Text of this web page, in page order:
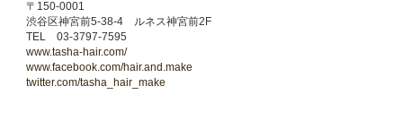
〒150-0001
渋谷区神宮前5-38-4 ルネス神宮前2F
TEL 03-3797-7595
www.tasha-hair.com/
www.facebook.com/hair.and.make
twitter.com/tasha_hair_make